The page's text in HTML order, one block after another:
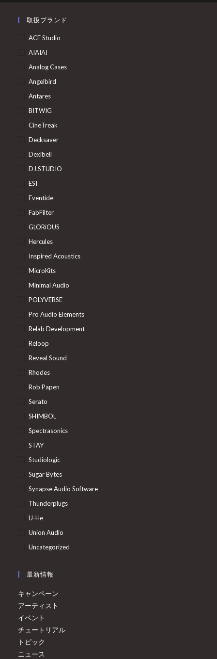
取扱ブランド
ACE Studio
AIAIAI
Analog Cases
Angelbird
Antares
BITWIG
CineTreak
Decksaver
Dexibell
DJ.STUDIO
ESI
Eventide
FabFilter
GLORiOUS
Hercules
Inspired Acoustics
MicroKits
Minimal Audio
POLYVERSE
Pro Audio Elements
Relab Development
Reloop
Reveal Sound
Rhodes
Rob Papen
Serato
SHIMBOL
Spectrasonics
STAY
Studiologic
Sugar Bytes
Synapse Audio Software
Thunderplugs
U-He
Union Audio
Uncategorized
最新情報
キャンペーン
アーティスト
イベント
チュートリアル
トピック
ニュース